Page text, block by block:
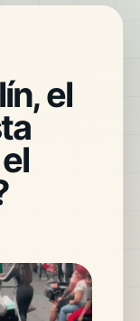
el